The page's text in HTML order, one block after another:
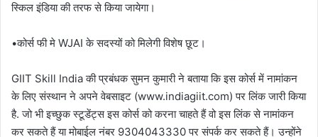
स्किल इंडिया की तरफ से किया जायेगा।
•कोर्स फी मे WJAI के सदस्यों को मिलेगी विशेष छूट।
GIIT Skill India की प्रबंधक सुमन कुमारी ने बताया कि इस कोर्स में नामांकन
के लिए संस्थान ने अपने वेबसाइट (www.indiagiit.com) पर लिंक जारी किया
है. जो भी इच्छुक स्टूडेंट्स इस कोर्स को करना चाहते हैं वो इस लिंक से नामांकन
कर सकते हैं या मोबाईल नंबर 9304043330 पर संपर्क कर सकते हैं। उन्होंने